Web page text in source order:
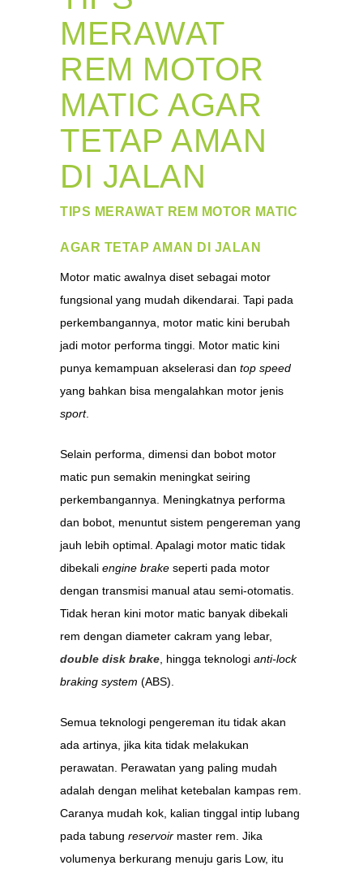
MERAWAT
REM MOTOR
MATIC AGAR
TETAP AMAN
DI JALAN
TIPS MERAWAT REM MOTOR MATIC
AGAR TETAP AMAN DI JALAN
Motor matic awalnya diset sebagai motor
fungsional yang mudah dikendarai. Tapi pada
perkembangannya, motor matic kini berubah
jadi motor performa tinggi. Motor matic kini
punya kemampuan akselerasi dan top speed
yang bahkan bisa mengalahkan motor jenis
sport.
Selain performa, dimensi dan bobot motor
matic pun semakin meningkat seiring
perkembangannya. Meningkatnya performa
dan bobot, menuntut sistem pengereman yang
jauh lebih optimal. Apalagi motor matic tidak
dibekali engine brake seperti pada motor
dengan transmisi manual atau semi-otomatis.
Tidak heran kini motor matic banyak dibekali
rem dengan diameter cakram yang lebar,
double disk brake , hingga teknologi anti-lock
braking system (ABS).
Semua teknologi pengereman itu tidak akan
ada artinya, jika kita tidak melakukan
perawatan. Perawatan yang paling mudah
adalah dengan melihat ketebalan kampas rem.
Caranya mudah kok, kalian tinggal intip lubang
pada tabung reservoir master rem. Jika
volumenya berkurang menuju garis Low, itu